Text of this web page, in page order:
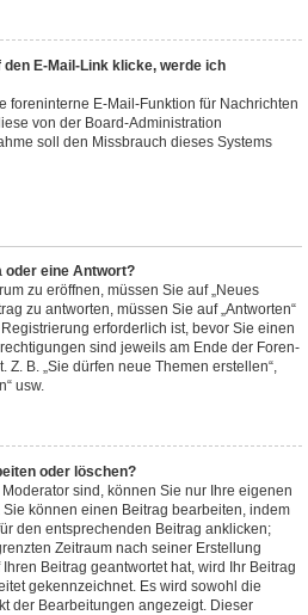
E-Mail-Link klicke, werde ich
foreninterne E-Mail-Funktion für Nachrichten
von der Board-Administration
soll den Missbrauch dieses Systems
oder eine Antwort?
zu eröffnen, müssen Sie auf „Neues
zu antworten, müssen Sie auf „Antworten“
erforderlich ist, bevor Sie einen
sind jeweils am Ende der Foren-
B. „Sie dürfen neue Themen erstellen“,
usw.
oder löschen?
sind, können Sie nur Ihre eigenen
können einen Beitrag bearbeiten, indem
den entsprechenden Beitrag anklicken;
Zeitraum nach seiner Erstellung
Beitrag geantwortet hat, wird Ihr Beitrag
gekennzeichnet. Es wird sowohl die
der Bearbeitungen angezeigt. Dieser